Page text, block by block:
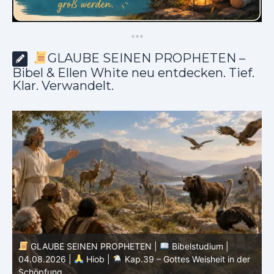
***
GLAUBE SEINEN PROPHETEN –
Bibel & Ellen White neu entdecken. Tief.
Klar. Verwandelt.
GLAUBE SEINEN PROPHETEN |
Bibelstudium |
04.08.2026 |
Hiob |
Kap.39 – Gottes Weisheit in der
Schöpfung